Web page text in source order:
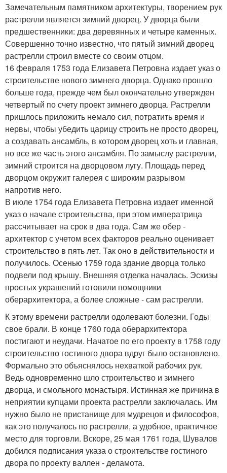
Замечательным памятником архитектуры, творением рук
растрелли является зимний дворец. У дворца были
предшественники: два деревянных и четыре каменных.
Совершенно точно известно, что пятый зимний дворец
растрелли строил вместе со своим отцом.
16 февраля 1753 года Елизавета Петровна издает указ о
строительстве нового зимнего дворца. Однако прошло
больше года, прежде чем был окончательно утвержден
четвертый по счету проект зимнего дворца. Растрелли
пришлось приложить немало сил, потратить время и
нервы, чтобы убедить царицу строить не просто дворец,
а создавать ансамбль, в котором дворец хоть и главная,
но все же часть этого ансамбля. По замыслу растрелли,
зимний строится на дворцовом лугу. Площадь перед
дворцом окружит галерея с широким разрывом
напротив него.
В июле 1754 года Елизавета Петровна издает именной
указ о начале строительства, при этом императрица
рассчитывает на срок в два года. Сам же обер -
архитектор с учетом всех факторов реально оценивает
строительство в пять лет. Так оно в действительности и
получилось. Осенью 1759 года здание дворца только
подвели под крышу. Внешняя отделка началась. Эскизы
простых украшений готовили помощники
оберархитектора, а более сложные - сам растрелли.
К этому времени растрелли одолевают болезни. Годы
свое брали. В конце 1760 года оберархитектора
постигают и неудачи. Начатое по его проекту в 1758 году
строительство гостиного двора вдруг было остановлено.
Формально это объяснялось нехваткой рабочих рук.
Ведь одновременно шло строительство и зимнего
дворца, и смольного монастыря. Истинная же причина в
неприятии купцами проекта растрелли заключалась. Им
нужно было не пристанище для мудрецов и философов,
как это получалось по растрелли, а удобное, практичное
место для торговли. Вскоре, 25 мая 1761 года, Шувалов
добился подписания указа о строительстве гостиного
двора по проекту валлен - деламота.